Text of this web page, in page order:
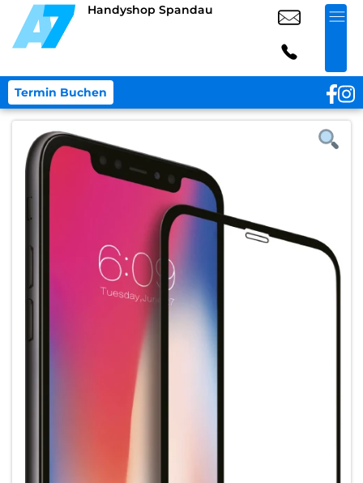
Handyshop Spandau
Termin Buchen